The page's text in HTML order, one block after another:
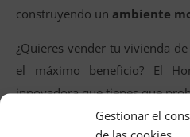
Gestionar el
construyendo un ambiente
¿Quieres vender tu vivienda
el máximo beneficio? El
innovadora que tienes que
Relacionados